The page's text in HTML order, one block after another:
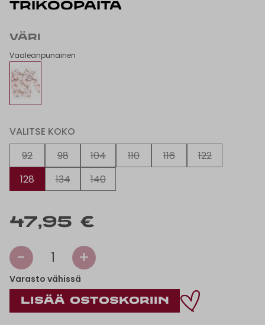
TRIKOOPAITA
VÄRI
Vaaleanpunainen
VALITSE KOKO
92
98 104 110 116
122
128
134 140
47,95 €
- 1 +
Varasto vähissä